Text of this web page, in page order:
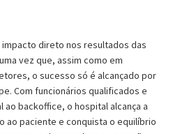
direto nos resultados das
vez que, assim como em
o sucesso só é alcançado por
Com funcionários qualificados e
ao backoffice, o hospital alcança a
ao paciente e conquista o equilíbrio